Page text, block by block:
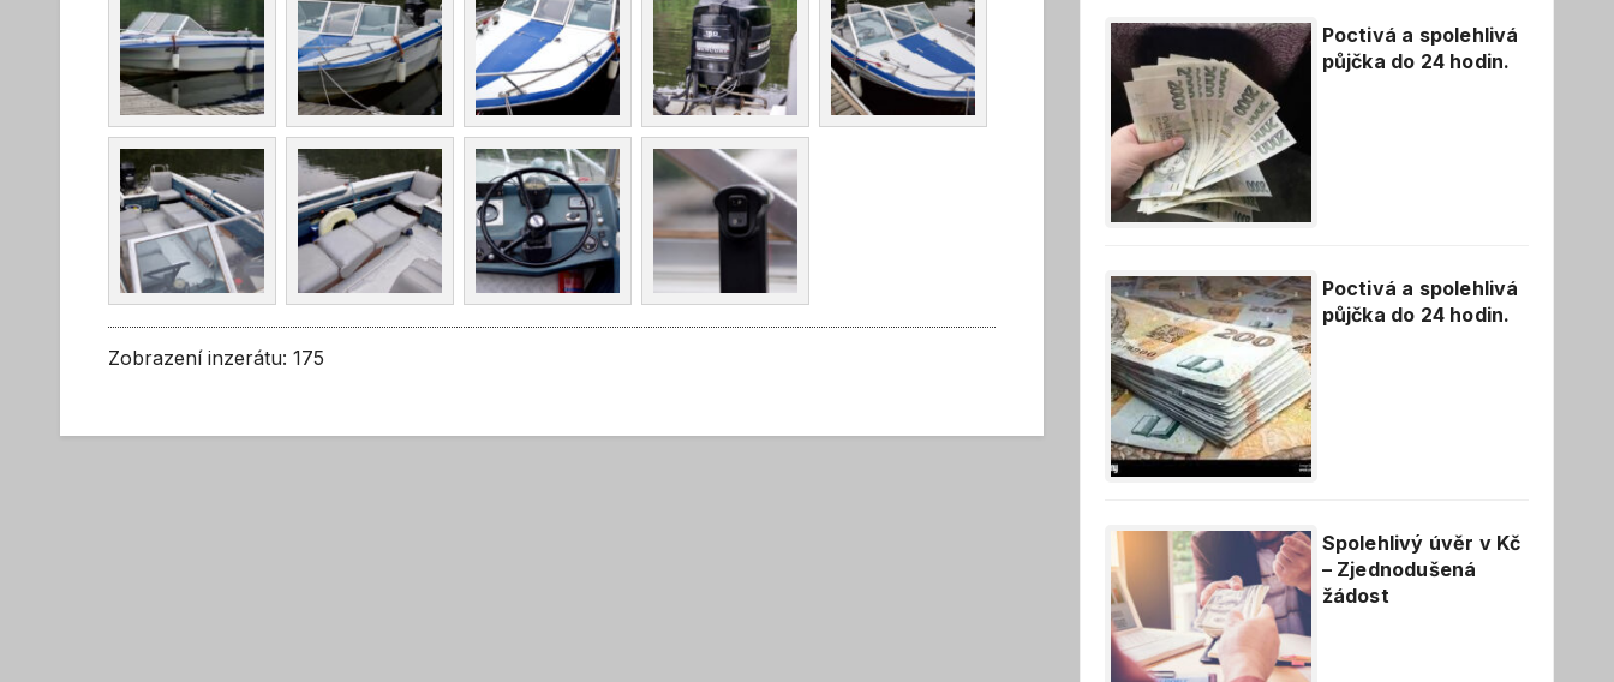
Zobrazení inzerátu: 175
Poctivá a spolehlivá
půjčka do 24 hodin.
Poctivá a spolehlivá
půjčka do 24 hodin.
Spolehlivý úvěr v Kč
– Zjednodušená
žádost